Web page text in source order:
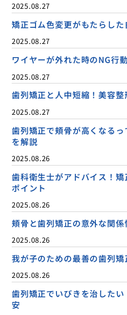
2025.08.27
矯正ゴム色変更がもたらした
2025.08.27
ワイヤーが外れた時のNG行
2025.08.27
歯列矯正と人中短縮！美容整
2025.08.27
歯列矯正で頬骨が高くなる
を解説
2025.08.26
歯科衛生士がアドバイス！
ポイント
2025.08.26
頬骨と歯列矯正の意外な関係
2025.08.26
我が子のための最善の歯列
2025.08.26
歯列矯正でいびきを治した
安